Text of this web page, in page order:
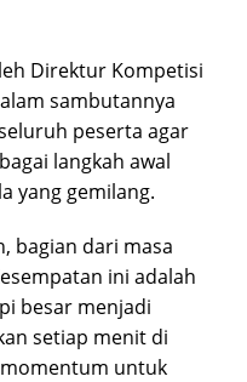
Direktur Kompetisi
sambutannya
peserta agar
langkah awal
yang gemilang.
bagian dari masa
ini adalah
besar menjadi
setiap menit di
untuk